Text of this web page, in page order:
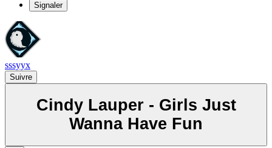
Signaler
sssyyx
Suivre
Cindy Lauper - Girls Just
Wanna Have Fun